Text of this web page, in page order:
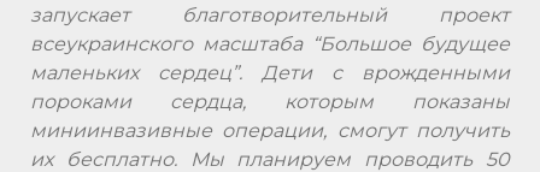
запускает благотворительный проект
всеукраинского масштаба “Большое будущее
маленьких сердец”. Дети с врожденными
пороками сердца, которым показаны
миниинвазивные операции, смогут получить
их бесплатно. Мы планируем проводить 50